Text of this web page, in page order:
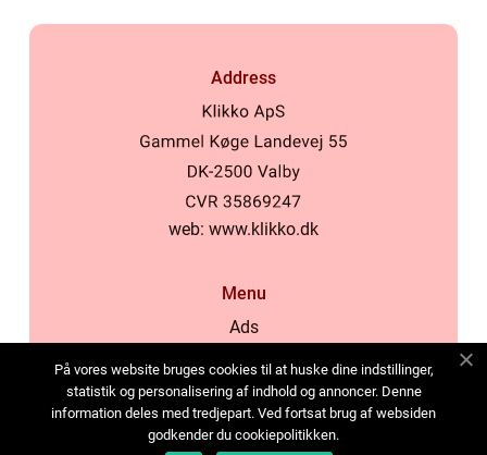
Address
web: www.klikko.dk
Menu
Ads
Cookies
Contact
Sitemap
På vores website bruges cookies til at huske dine indstillinger,
statistik og personalisering af indhold og annoncer. Denne
information deles med tredjepart. Ved fortsat brug af websiden
godkender du cookiepolitikken.